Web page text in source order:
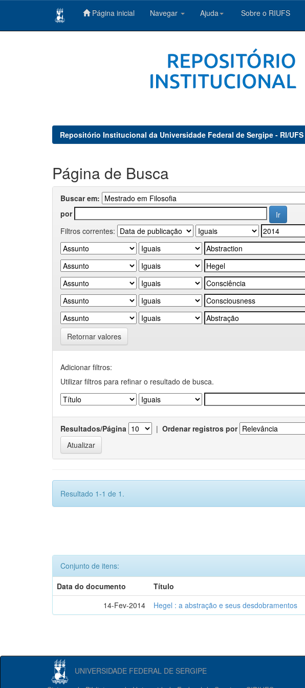
Página inicial Navegar Ajuda Sobre o RIUFS
Repositório Institucional da Universidade Federal de Sergipe - RI/UFS
Página de Busca
Buscar em:
por
Filtros correntes:
Retornar valores
Adicionar filtros:
Utilizar filtros para refinar o resultado de busca.
Resultados/Página | Ordenar registros por
Resultado 1-1 de 1.
Conjunto de itens:
Data do documento
Título
14-Fev-2014
Hegel : a abstração e seus desdobramentos
UNIVERSIDADE FEDERAL DE SERGIPE